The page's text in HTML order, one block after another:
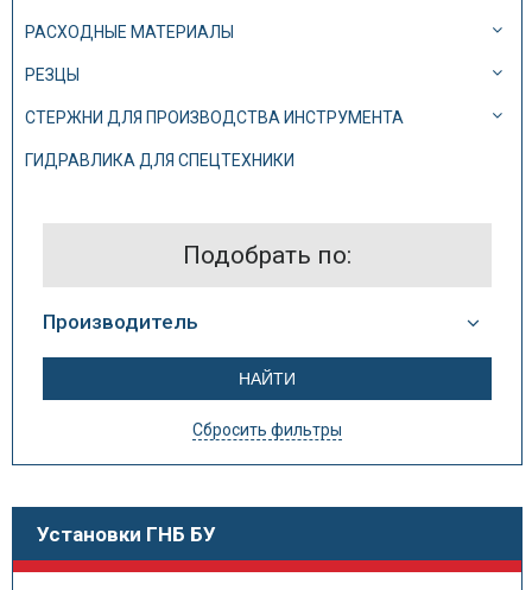
РАСХОДНЫЕ МАТЕРИАЛЫ
РЕЗЦЫ
СТЕРЖНИ ДЛЯ ПРОИЗВОДСТВА ИНСТРУМЕНТА
ГИДРАВЛИКА ДЛЯ СПЕЦТЕХНИКИ
Подобрать по:
Производитель
Сбросить фильтры
Установки ГНБ БУ